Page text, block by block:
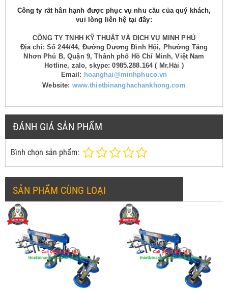
Công ty rất hân hạnh được phục vụ nhu cầu của quý khách,
vui lòng liên hệ tại đây:
CÔNG TY TNHH KỸ THUẬT VÀ DỊCH VỤ MINH PHÚ
Địa chỉ: Số 244/44, Đường Dương Đình Hội, Phường Tăng
Nhơn Phú B, Quận 9, Thành phố Hồ Chí Minh, Việt Nam
Hotline, zalo, skype: 0985.288.164 ( Mr.Hải )
Email: hoanghai@minhphuco.vn
Website: www.thietbinanghachankhong.com
ĐÁNH GIÁ SẢN PHẨM
Bình chọn sản phẩm:
SẢN PHẨM CÙNG LOẠI